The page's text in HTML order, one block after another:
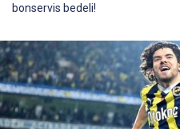
bonservis bedeli!